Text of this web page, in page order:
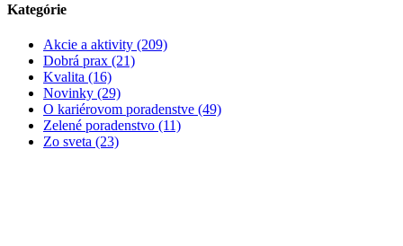
Kategórie
Akcie a aktivity (209)
Dobrá prax (21)
Kvalita (16)
Novinky (29)
O kariérovom poradenstve (49)
Zelené poradenstvo (11)
Zo sveta (23)